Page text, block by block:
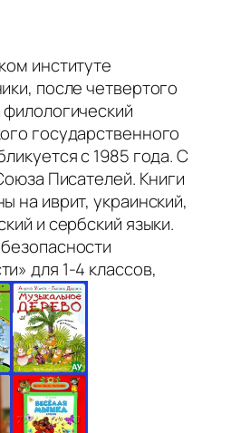
институте
после четвертого
государственного
с 1985 года. С
Писателей. Книги
на иврит, украинский,
и сербский языки.
для 1-4 классов,